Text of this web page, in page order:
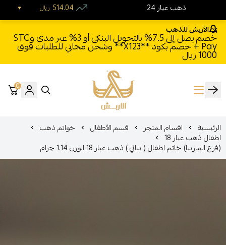
الأربش للذهب
خصم يصل إلى 7.5% بالتحويل البنكي أو 3% عبر مدى وSTC
Pay + خصم بكود **X123** وشحن مجاني للطلبات فوق
1000 ريال
الأربش للذهب
0
الرئيسية اقسام المتجر قسم الأطفال خواتم ذهب
اطفال ذهب عيار 18
(فرع المارينا) خاتم اطفال ( بناتي ) ذهب عيار 18 الوزن 1.14 جرام
24 ذهب عيار ريال 514.04